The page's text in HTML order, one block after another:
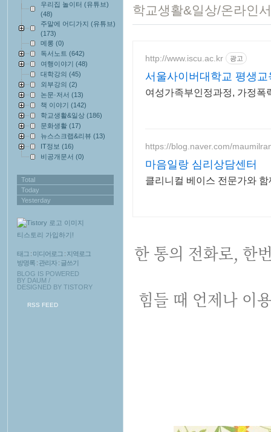
우리집 놀이터 (유튜브)
(48)
주말에 어디가지 (유튜브)
(173)
메롱 (0)
독서노트 (642)
여행이야기 (48)
대학강의 (45)
외부강의 (2)
논문·저서 (13)
책 이야기 (142)
학교생활&일상 (186)
문화생활 (17)
뉴스스크랩&리뷰 (13)
IT정보 (16)
비공개문서 (0)
Total
Today
Yesterday
티스토리 가입하기!
태그 : 미디어로그 : 지역로그
방명록 : 관리자: 글쓰기
BLOG IS POWERED
BY DAUM /
DESIGNED BY TISTORY
RSS FEED
학교생활&일상/온라인
http://www.iscu.ac.kr 광고
서울사이버대학교 평생교
여성가족부인정과정, 가정폭
https://blog.naver.com/
마음일랑 심리상담센터
클리니컬 베이스 전문가와
한 통의 전화로, 한
힘들 때 언제나 이